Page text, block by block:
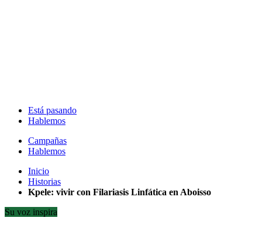
Está pasando
Hablemos
Campañas
Hablemos
Inicio
Historias
Kpele: vivir con Filariasis Linfática en Aboisso
Su voz inspira